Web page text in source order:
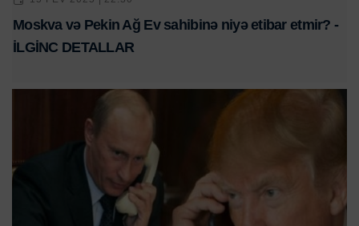
Moskva və Pekin Ağ Ev sahibinə niyə etibar etmir? -
İLGİNC DETALLAR